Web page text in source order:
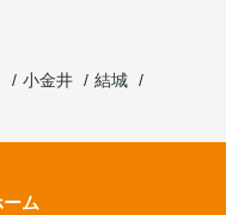
小金井
結城
ム